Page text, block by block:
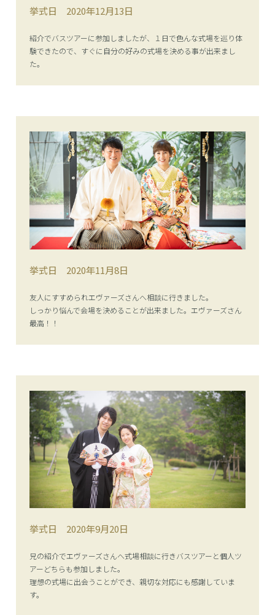
挙式日 2020年12月13日
紹介でバスツアーに参加しましたが、１日で色んな式場を巡り体
験できたので、すぐに自分の好みの式場を決める事が出来まし
た。
挙式日 2020年11月8日
友人にすすめられエヴァーズさんへ相談に行きました。
しっかり悩んで会場を決めることが出来ました。エヴァーズさん
最高！！
挙式日 2020年9月20日
兄の紹介でエヴァーズさんへ式場相談に行きバスツアーと個人ツ
アーどちらも参加しました。
理想の式場に出会うことができ、親切な対応にも感謝していま
す。